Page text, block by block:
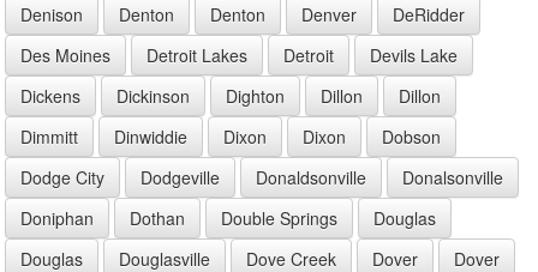
Denison
Denton Denton Denver
DeRidder
Des Moines
Detroit Lakes Detroit
Devils Lake
Dickens
Dickinson Dighton Dillon
Dillon
Dimmitt
Dinwiddie Dixon Dixon
Dobson
Dodge City
Dodgeville Donaldsonville
Donalsonville
Doniphan
Dothan Double Springs
Douglas
Douglas
Douglasville Dove Creek Dover
Dover